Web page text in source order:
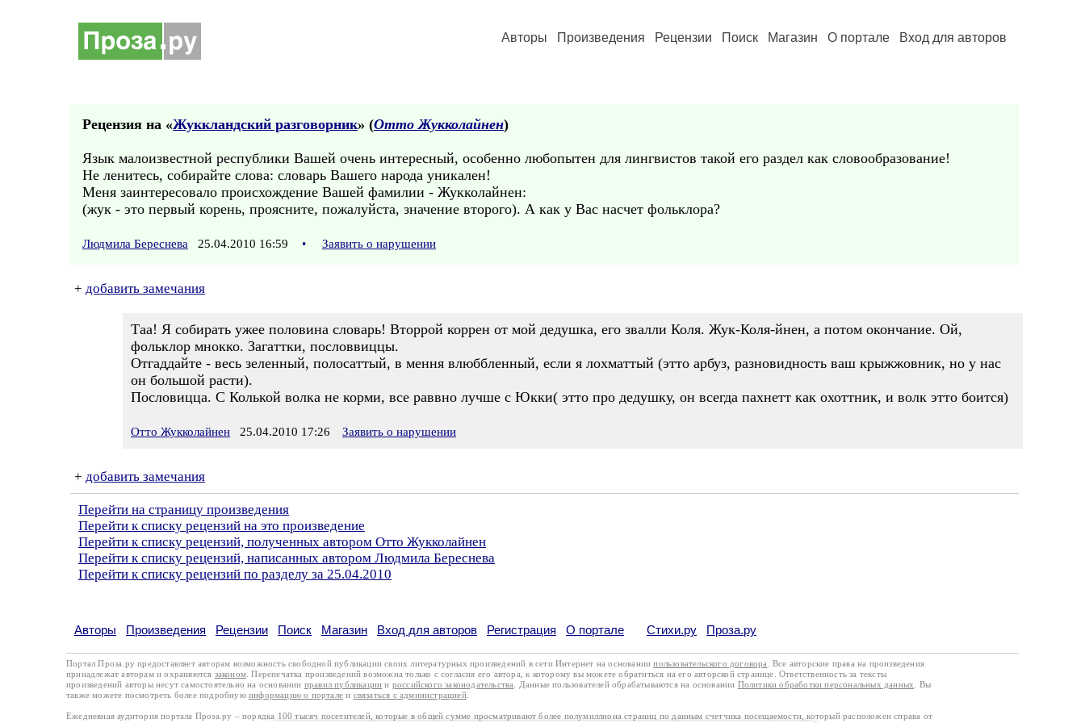
Авторы Произведения Рецензии Поиск Магазин О портале Вход для авторов
Рецензия на «Жуккландский разговорник» (Отто Жукколайнен)
Язык малоизвестной республики Вашей очень интересный, особенно любопытен для лингвистов такой его раздел как словообразование!
Не ленитесь, собирайте слова: словарь Вашего народа уникален!
Меня заинтересовало происхождение Вашей фамилии - Жукколайнен:
(жук - это первый корень, проясните, пожалуйста, значение второго). А как у Вас насчет фольклора?
Людмила Береснева 25.04.2010 16:59 • Заявить о нарушении
+ добавить замечания
Таа! Я собирать ужее половина словарь! Вторрой коррен от мой дедушка, его звалли Коля. Жук-Коля-йнен, а потом окончание. Ой,
фольклор мнокко. Загаттки, пословвиццы.
Отгаддайте - весь зеленный, полосаттый, в мення влюббленный, если я лохматтый (этто арбуз, разновидность ваш крыжжовник, но у нас
он большой расти).
Пословицца. С Колькой волка не корми, все раввно лучше с Юкки( этто про дедушку, он всегда пахнетт как охоттник, и волк этто боится)
Отто Жукколайнен 25.04.2010 17:26 Заявить о нарушении
+ добавить замечания
Перейти на страницу произведения
Перейти к списку рецензий на это произведение
Перейти к списку рецензий, полученных автором Отто Жукколайнен
Перейти к списку рецензий, написанных автором Людмила Береснева
Перейти к списку рецензий по разделу за 25.04.2010
Авторы Произведения Рецензии Поиск Магазин Вход для авторов Регистрация О портале Стихи.ру Проза.ру
Портал Проза.ру предоставляет авторам возможность свободной публикации своих литературных произведений в сети Интернет на основаниипользовательского договора
. Все авторские права на произведения
принадлежат авторам и охраняются законом . Перепечатка произведений возможна только с согласия его автора, к которому вы можете обратиться на его авторской странице. Ответственность за тексты
произведений авторы несут самостоятельно на основании правил публикации и российского законодательства . Данные пользователей обрабатываются на основании Политики обработки персональных данных
. Вы
также можете посмотреть более подробную информацию о портале и связаться с администрацией.
Ежедневная аудитория портала Проза.ру – порядка 100 тысяч посетителей, которые в общей сумме просматривают более полумиллиона страниц по данным счетчика посещаемости, который расположен справа от